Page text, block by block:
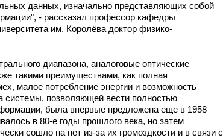
данных, изначально представляющих собой
- рассказал профессор кафедры
им. Королёва доктор физико-
диапазона, аналоговые оптические
такими преимуществами, как полная
малое потребление энергии и возможность
системы, позволяющей вести полностью
была впервые предложена еще в 1958
в 80-е годы прошлого века, но затем
сошло на нет из-за их громоздкости и в связи с